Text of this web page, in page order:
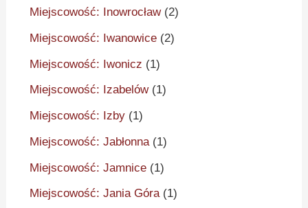
Miejscowość: Inowrocław(2)
Miejscowość: Iwanowice (2)
Miejscowość: Iwonicz (1)
Miejscowość: Izabelów(1)
Miejscowość: Izby (1)
Miejscowość: Jabłonna (1)
Miejscowość: Jamnice (1)
Miejscowość: Jania Góra(1)